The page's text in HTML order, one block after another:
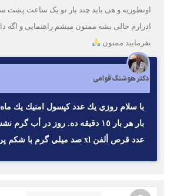
اونطوریه و هی باید چند بار تو یک ساعت پشت
ادرارم خالی بشه ممنون میشم راهنمایی و اگه
بفرمایید ممنون
دکتر هوشنگ قوامی
با سلام روزي يك عدد كپسول امنيك يك
بار هر بار ١٥ دقيقه ده. روز در أب
عدد قرص ألفن xl صد ميلي گرم با شكم پر ميل كنيد